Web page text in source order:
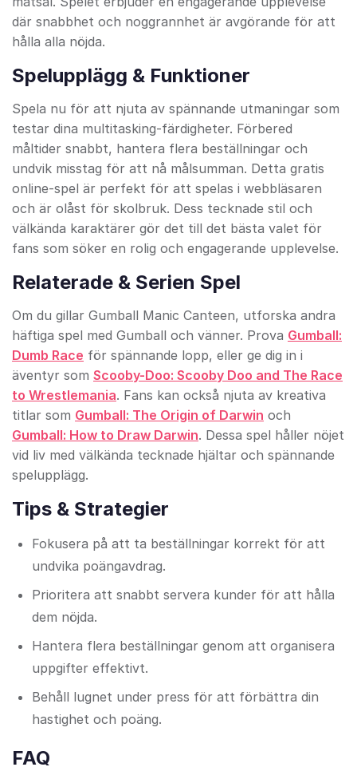
där snabbhet och noggrannhet är avgörande för att
hålla alla nöjda.
Spelupplägg & Funktioner
Spela nu för att njuta av spännande utmaningar som
testar dina multitasking-färdigheter. Förbered
måltider snabbt, hantera flera beställningar och
undvik misstag för att nå målsumman. Detta gratis
online-spel är perfekt för att spelas i webbläsaren
och är olåst för skolbruk. Dess tecknade stil och
välkända karaktärer gör det till det bästa valet för
fans som söker en rolig och engagerande upplevelse.
Relaterade & Serien Spel
Om du gillar Gumball Manic Canteen, utforska andra
häftiga spel med Gumball och vänner. Prova Gumball:
Dumb Race för spännande lopp, eller ge dig in i
äventyr som Scooby-Doo: Scooby Doo and The Race
to Wrestlemania. Fans kan också njuta av kreativa
titlar som Gumball: The Origin of Darwin och
Gumball: How to Draw Darwin. Dessa spel håller nöjet
vid liv med välkända tecknade hjältar och spännande
spelupplägg.
Tips & Strategier
Fokusera på att ta beställningar korrekt för att
undvika poängavdrag.
Prioritera att snabbt servera kunder för att hålla
dem nöjda.
Hantera flera beställningar genom att organisera
uppgifter effektivt.
Behåll lugnet under press för att förbättra din
hastighet och poäng.
FAQ